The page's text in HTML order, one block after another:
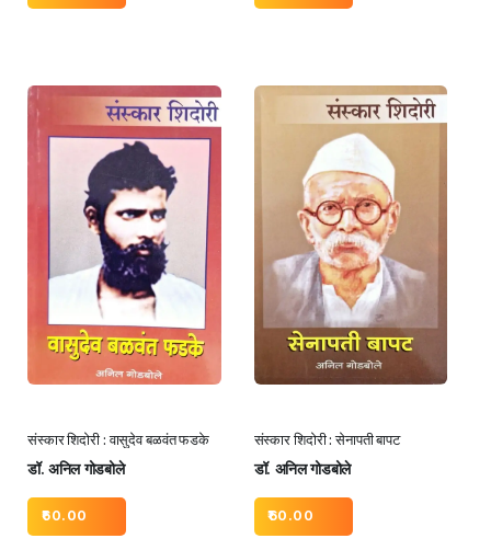
संस्कार शिदोरी : वासुदेव बळवंत फडके
डॉ. अनिल गोडबोले
60.00
संस्कार शिदोरी : सेनापती बापट
डॉ. अनिल गोडबोले
60.00